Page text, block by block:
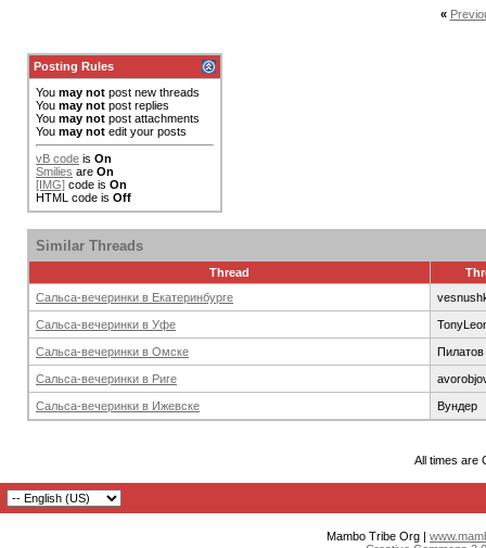
«
Posting Rules
You may not post new threads
You may not post replies
You may not post attachments
You may not edit your posts
vB code is On
Smilies are On
[IMG] code is On
HTML code is Off
Similar Threads
Thread
Сальса-вечеринки в Екатеринбурге
Сальса-вечеринки в Уфе
Сальса-вечеринки в Омске
Сальса-вечеринки в Риге
Сальса-вечеринки в Ижевске Вундер
All times are
Mambo Tribe Org |